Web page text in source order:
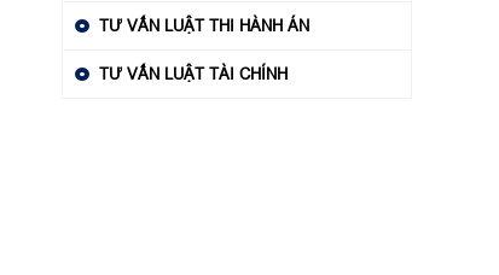
TƯ VẤN LUẬT THI HÀNH ÁN
TƯ VẤN LUẬT TÀI CHÍNH